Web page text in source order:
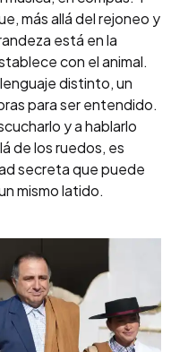
más allá del rejoneo y
está en la
con el animal.
distinto, un
para ser entendido.
y a hablarlo
de los ruedos, es
secreta que puede
mismo latido.